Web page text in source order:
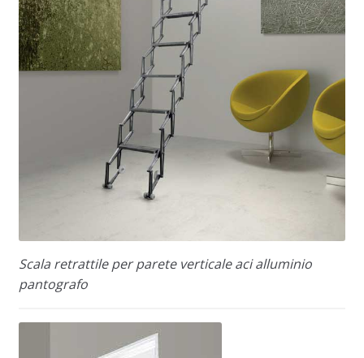
Scala retrattile per parete verticale aci alluminio
pantografo